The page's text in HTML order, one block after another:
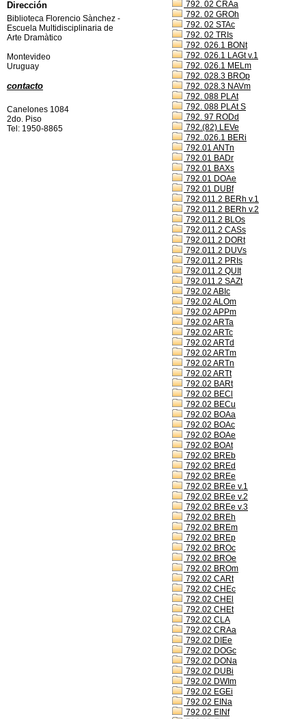
792. 02 CRAa
792. 02 GROh
792. 02 STAc
792. 02 TRIs
792. 026.1 BONt
792. 026.1 LAGt v.1
792. 026.1 MELm
792. 028.3 BROp
792. 028.3 NAVm
792. 088 PLAt
792. 088 PLAt S
792. 97 RODd
792.(82) LEVe
792..026.1 BERi
792.01 ANTn
792.01 BADr
792.01 BAXs
792.01 DOAe
792.01 DUBf
792.011.2 BERh v.1
792.011.2 BERh v.2
792.011.2 BLOs
792.011.2 CASs
792.011.2 DORt
792.011.2 DUVs
792.011.2 PRIs
792.011.2 QUIt
792.011.2 SAZt
792.02 ABIc
792.02 ALOm
792.02 APPm
792.02 ARTa
792.02 ARTc
792.02 ARTd
792.02 ARTm
792.02 ARTn
792.02 ARTt
792.02 BARt
792.02 BECl
792.02 BECu
792.02 BOAa
792.02 BOAc
792.02 BOAe
792.02 BOAt
792.02 BREb
792.02 BREd
792.02 BREe
792.02 BREe v.1
792.02 BREe v.2
792.02 BREe v.3
792.02 BREh
792.02 BREm
792.02 BREp
792.02 BROc
792.02 BROe
792.02 BROm
792.02 CARt
792.02 CHEc
792.02 CHEl
792.02 CHEt
792.02 CLA
792.02 CRAa
792.02 DIEe
792.02 DOGc
792.02 DONa
792.02 DUBi
792.02 DWIm
792.02 EGEi
792.02 EINa
792.02 EINf
Dirección
Biblioteca Florencio Sànchez -
Escuela Multidisciplinaria de
Arte Dramàtico
Montevideo
Uruguay
contacto
Canelones 1084
2do. Piso
Tel: 1950-8865